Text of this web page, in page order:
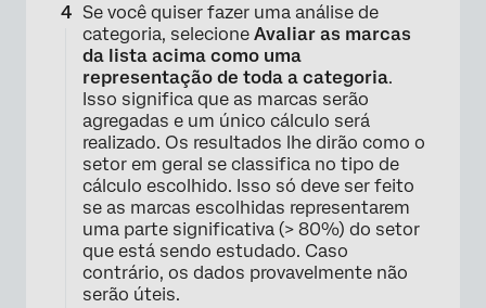
Se você quiser fazer uma análise de
categoria, selecione Avaliar as marcas
da lista acima como uma
representação de toda a categoria.
Isso significa que as marcas serão
agregadas e um único cálculo será
realizado. Os resultados lhe dirão como o
setor em geral se classifica no tipo de
cálculo escolhido. Isso só deve ser feito
se as marcas escolhidas representarem
uma parte significativa (> 80%) do setor
que está sendo estudado. Caso
contrário, os dados provavelmente não
serão úteis.